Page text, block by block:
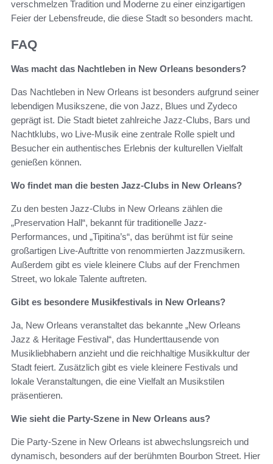
verschmelzen Tradition und Moderne zu einer einzigartigen
Feier der Lebensfreude, die diese Stadt so besonders macht.
FAQ
Was macht das Nachtleben in New Orleans besonders?
Das Nachtleben in New Orleans ist besonders aufgrund seiner
lebendigen Musikszene, die von Jazz, Blues und Zydeco
geprägt ist. Die Stadt bietet zahlreiche Jazz-Clubs, Bars und
Nachtklubs, wo Live-Musik eine zentrale Rolle spielt und
Besucher ein authentisches Erlebnis der kulturellen Vielfalt
genießen können.
Wo findet man die besten Jazz-Clubs in New Orleans?
Zu den besten Jazz-Clubs in New Orleans zählen die
„Preservation Hall“, bekannt für traditionelle Jazz-
Performances, und „Tipitina’s“, das berühmt ist für seine
großartigen Live-Auftritte von renommierten Jazzmusikern.
Außerdem gibt es viele kleinere Clubs auf der Frenchmen
Street, wo lokale Talente auftreten.
Gibt es besondere Musikfestivals in New Orleans?
Ja, New Orleans veranstaltet das bekannte „New Orleans
Jazz & Heritage Festival“, das Hunderttausende von
Musikliebhabern anzieht und die reichhaltige Musikkultur der
Stadt feiert. Zusätzlich gibt es viele kleinere Festivals und
lokale Veranstaltungen, die eine Vielfalt an Musikstilen
präsentieren.
Wie sieht die Party-Szene in New Orleans aus?
Die Party-Szene in New Orleans ist abwechslungsreich und
dynamisch, besonders auf der berühmten Bourbon Street. Hier